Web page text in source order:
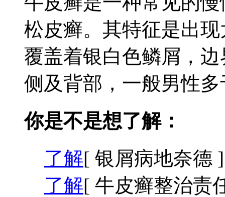
松皮癣。其特征是出
覆盖着银白色鳞屑，
侧及背部，一般男性
你是不是想了解：
了解[ 银屑病地奈德 ]
了解[ 牛皮癣整治责